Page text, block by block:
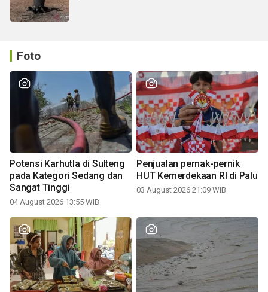
Foto
Potensi Karhutla di Sulteng
pada Kategori Sedang dan
Sangat Tinggi
04 August 2026 13:55 WIB
Penjualan pernak-pernik
HUT Kemerdekaan RI di Palu
03 August 2026 21:09 WIB